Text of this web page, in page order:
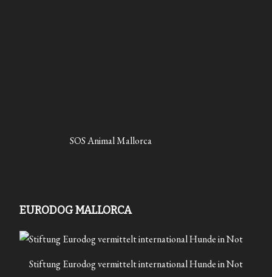
SOS Animal Mallorca
EURODOG MALLORCA
Stiftung Eurodog vermittelt international Hunde in Not